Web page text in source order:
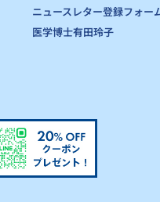
ニュースレター登録フォー
医学博士有田玲子